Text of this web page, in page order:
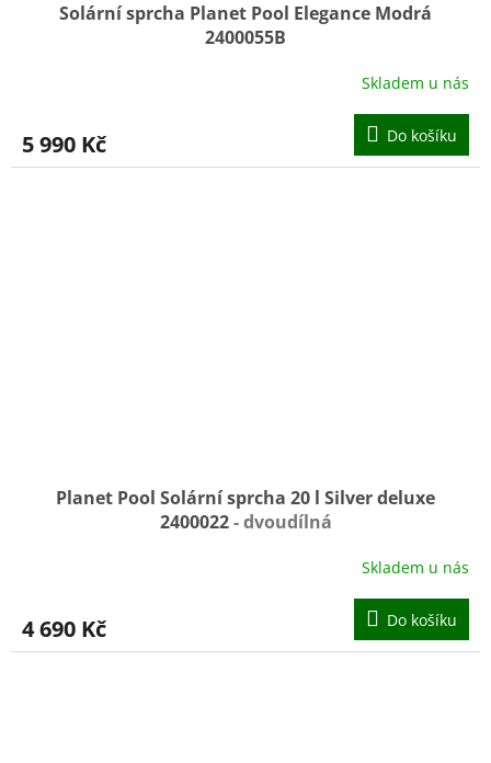
Solární sprcha Planet Pool Elegance Modrá
2400055B
Skladem u nás
5 990 Kč Do košíku
Planet Pool Solární sprcha 20 l Silver deluxe
2400022- dvoudílná
Skladem u nás
4 690 Kč Do košíku